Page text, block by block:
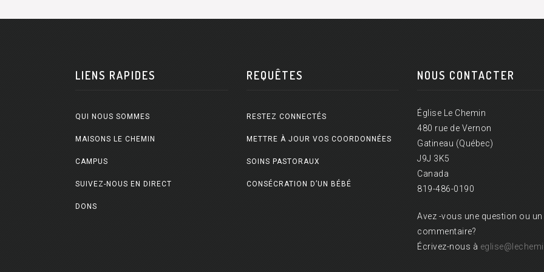
LIENS RAPIDES
QUI NOUS SOMMES
MAISONS LE CHEMIN
CAMPUS
SUIVEZ-NOUS EN DIRECT
DONS
REQUÊTES
RESTEZ CONNECTÉS
METTRE À JOUR VOS COORDONNÉES
SOINS PASTORAUX
CONSÉCRATION D’UN BÉBÉ
NOUS CONTACTER
Église Le Chemin
480 rue de Vernon
Gatineau (Québec)
J9J 3K5
Canada
819-486-0190
Avez -vous une question ou un
commentaire?
Écrivez-nous à